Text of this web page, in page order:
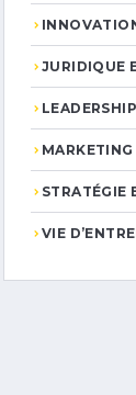
JURIDIQUE
STRATÉGIE
VIE